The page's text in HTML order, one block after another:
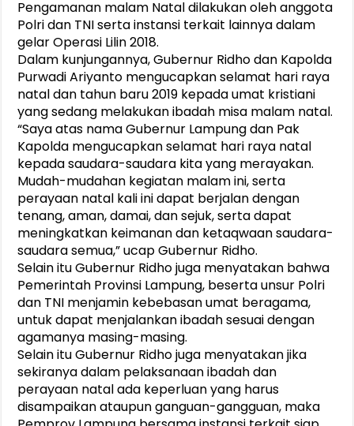
Pengamanan malam Natal dilakukan oleh anggota
Polri dan TNI serta instansi terkait lainnya dalam
gelar Operasi Lilin 2018.
Dalam kunjungannya, Gubernur Ridho dan Kapolda
Purwadi Ariyanto mengucapkan selamat hari raya
natal dan tahun baru 2019 kepada umat kristiani
yang sedang melakukan ibadah misa malam natal.
“Saya atas nama Gubernur Lampung dan Pak
Kapolda mengucapkan selamat hari raya natal
kepada saudara-saudara kita yang merayakan.
Mudah-mudahan kegiatan malam ini, serta
perayaan natal kali ini dapat berjalan dengan
tenang, aman, damai, dan sejuk, serta dapat
meningkatkan keimanan dan ketaqwaan saudara-
saudara semua,” ucap Gubernur Ridho.
Selain itu Gubernur Ridho juga menyatakan bahwa
Pemerintah Provinsi Lampung, beserta unsur Polri
dan TNI menjamin kebebasan umat beragama,
untuk dapat menjalankan ibadah sesuai dengan
agamanya masing-masing.
Selain itu Gubernur Ridho juga menyatakan jika
sekiranya dalam pelaksanaan ibadah dan
perayaan natal ada keperluan yang harus
disampaikan ataupun ganguan-gangguan, maka